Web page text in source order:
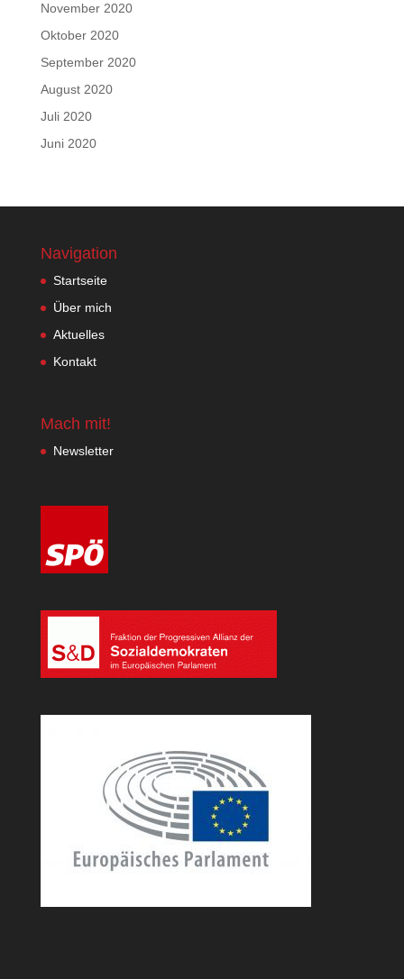
November 2020
Oktober 2020
September 2020
August 2020
Juli 2020
Juni 2020
Navigation
Startseite
Über mich
Aktuelles
Kontakt
Mach mit!
Newsletter